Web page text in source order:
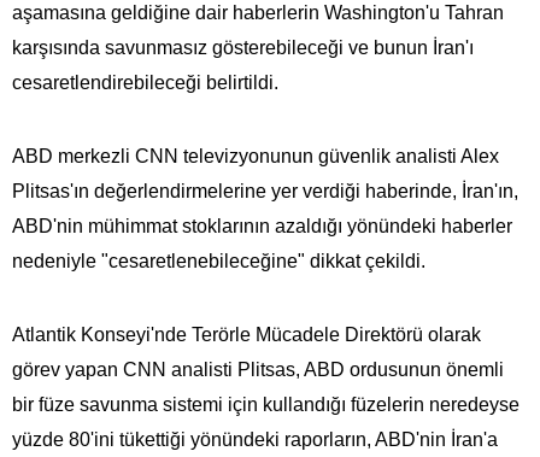
aşamasına geldiğine dair haberlerin Washington'u Tahran
karşısında savunmasız gösterebileceği ve bunun İran'ı
cesaretlendirebileceği belirtildi.
ABD merkezli CNN televizyonunun güvenlik analisti Alex
Plitsas'ın değerlendirmelerine yer verdiği haberinde, İran'ın,
ABD'nin mühimmat stoklarının azaldığı yönündeki haberler
nedeniyle "cesaretlenebileceğine" dikkat çekildi.
Atlantik Konseyi'nde Terörle Mücadele Direktörü olarak
görev yapan CNN analisti Plitsas, ABD ordusunun önemli
bir füze savunma sistemi için kullandığı füzelerin neredeyse
yüzde 80'ini tükettiği yönündeki raporların, ABD'nin İran'a